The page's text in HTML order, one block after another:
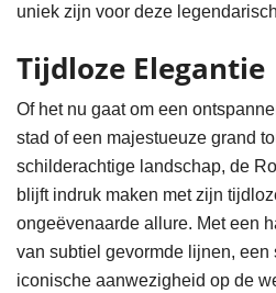
uniek zijn voor deze
Tijdloze Elegantie
Of het nu gaat om een
stad of een majestueuze grand
schilderachtige landschap, de
blijft indruk maken met zijn
ongeëvenaarde allure. Met een
van subtiel gevormde lijnen, een
iconische aanwezigheid op de